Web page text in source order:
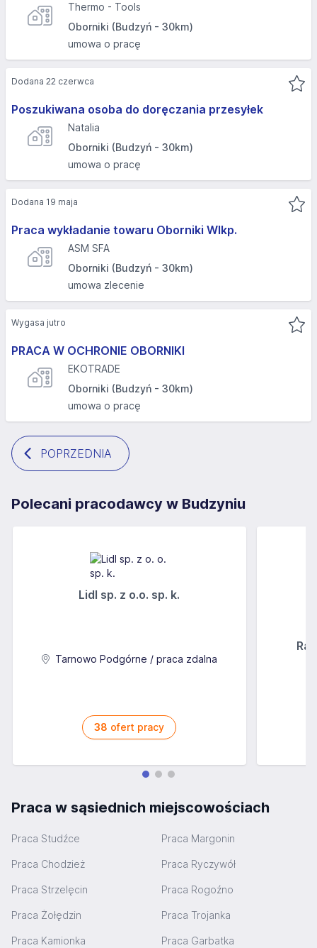
Thermo - Tools
Oborniki (Budzyń - 30km)
umowa o pracę
Poszukiwana osoba do doręczania przesyłek
Natalia
Oborniki (Budzyń - 30km)
umowa o pracę
Dodana 22 czerwca
Praca wykładanie towaru Oborniki Wlkp.
ASM SFA
Oborniki (Budzyń - 30km)
umowa zlecenie
Dodana 19 maja
PRACA W OCHRONIE OBORNIKI
EKOTRADE
Oborniki (Budzyń - 30km)
umowa o pracę
Wygasa jutro
POPRZEDNIA
Polecani pracodawcy w Budzyniu
Lidl sp. z o.o. sp. k.
Tarnowo Podgórne / praca zdalna
38 ofert pracy
Praca w sąsiednich miejscowościach
Praca Studźce Praca Margonin
Praca Chodzież Praca Ryczywół
Praca Strzelęcin Praca Rogoźno
Praca Żołędzin Praca Trojanka
Praca Kamionka Praca Garbatka